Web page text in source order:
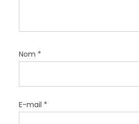
Nom *
E-mail *